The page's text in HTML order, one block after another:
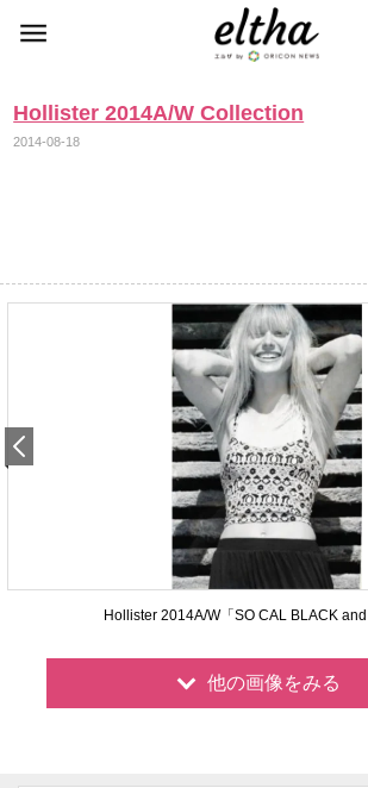
Hollister 2014A/W Collection
2014-08-18
Hollister 2014A/W「SO CAL BLACK and
他の画像をみる